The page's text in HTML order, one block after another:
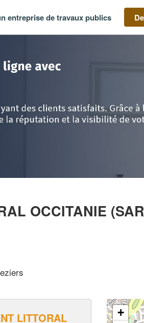
entreprise de travaux publics
OCCITANIE
LITTORAL
+